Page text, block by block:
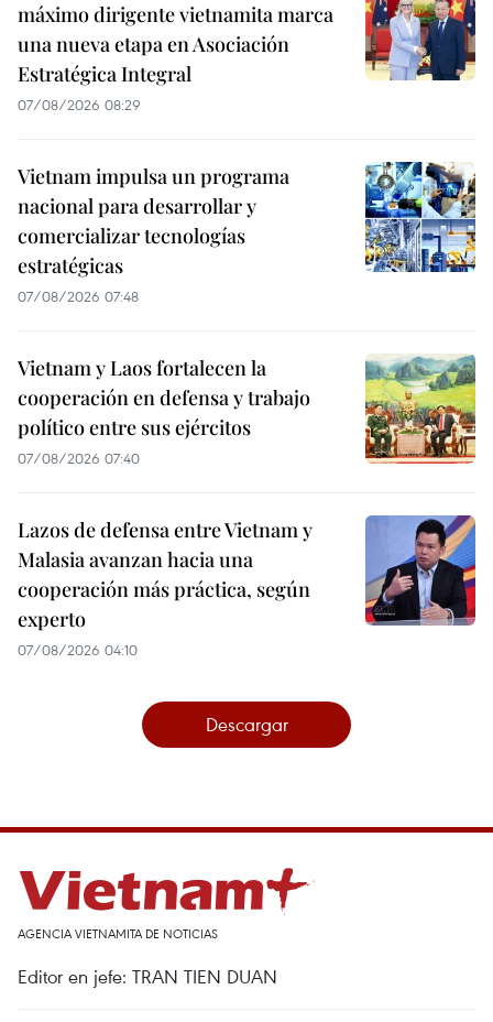
máximo dirigente vietnamita marca
una nueva etapa en Asociación
Estratégica Integral
07/08/2026 08:29
Vietnam impulsa un programa
nacional para desarrollar y
comercializar tecnologías
estratégicas
07/08/2026 07:48
Vietnam y Laos fortalecen la
cooperación en defensa y trabajo
político entre sus ejércitos
07/08/2026 07:40
Lazos de defensa entre Vietnam y
Malasia avanzan hacia una
cooperación más práctica, según
experto
07/08/2026 04:10
Descargar
AGENCIA VIETNAMITA DE NOTICIAS
Editor en jefe: TRAN TIEN DUAN